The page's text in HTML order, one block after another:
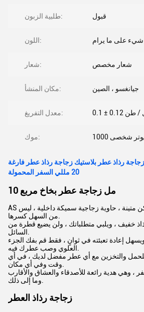
طلبية الزبون: قبول
اللون: على ما يرام
شعار: شعار مخصص
مكان المنشأ: جيانغسو ، الصين
معدل التفريغ: مل / طن
موك: شخصى 1000
10 مللي زجاجة رذاذ عطر بلاستيك زجاجة رذاذ عطر فارغة
20 مللي السفر المحمولة
10 مل زجاجة عطر بخاخ مربع
AS قذيفة ، خفيفة الوزن ولكن متينة ، حاوية زجاجية سميكة داخلية ، ليس
من السهل كسرها.
خفيف ، ويلبي متطلباتك ، ولن يضيع قطرة من
السائل.
ويسهل إعادة تعبئته في ثوانٍ ، فقط قم بفك الجزء
العلوي وصب عطرك فيه.
والتخزين مع أي عطر مفضل لديك ، في أي
وقت وفي أي مكان.
، وهي هدية رائعة للأصدقاء والعشاق والأقارب
وما إلى ذلك.
زجاجة رذاذ العطر